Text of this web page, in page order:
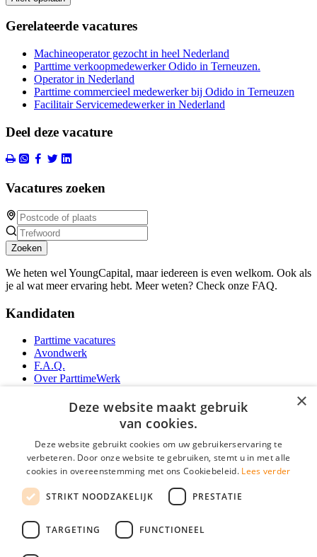
Gerelateerde vacatures
Machineoperator gezocht in heel Nederland
Parttime verkoopmedewerker Odido in Terneuzen.
Operator in Nederland
Parttime commercieel medewerker bij Odido in Terneuzen
Facilitair Servicemedewerker in Nederland
Deel deze vacature
Vacatures zoeken
Zoeken
We heten wel YoungCapital, maar iedereen is even welkom. Ook als
je al wat meer ervaring hebt. Meer weten? Check onze FAQ.
Kandidaten
Parttime vacatures
Avondwerk
F.A.Q.
Over ParttimeWerk
YoungCapital Android App
Parttime personeel
Vacature aanmelden
Partners
Social
×
Deze website maakt gebruik
van cookies.
Deze website gebruikt cookies om uw gebruikerservaring te
verbeteren. Door onze website te gebruiken, stemt u in met alle
cookies in overeenstemming met ons Cookiebeleid. Lees verder
STRIKT NOODZAKELIJK PRESTATIE
TARGETING FUNCTIONEEL